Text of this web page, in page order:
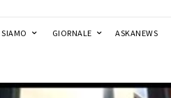
GIORNALE ASKANEWS